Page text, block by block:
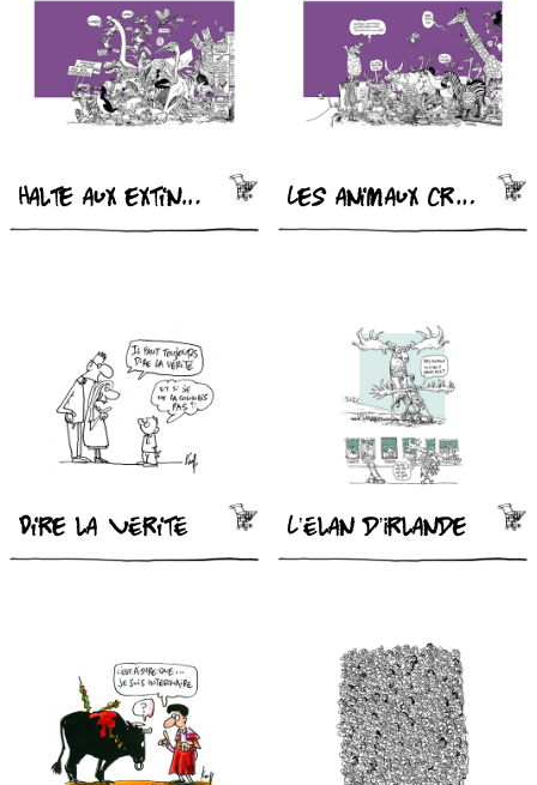
Halte aux extinctions Les animaux créationnistes
Dire la vérité L’élan d’Irlande